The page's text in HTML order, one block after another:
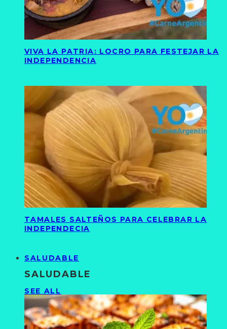
VIVA LA PATRIA: LOCRO PARA FESTEJAR LA
INDEPENDENCIA
TAMALES SALTEÑOS PARA CELEBRAR LA
INDEPENDECIA
SALUDABLE
SALUDABLE
SEE ALL